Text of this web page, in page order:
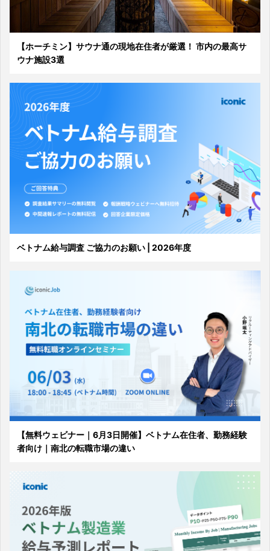
【ホーチミン】サウナ通の現地在住者が厳選！ 市内の最高サ
ウナ施設3選
ベトナム給与調査 ご協力のお願い | 2026年度
【無料ウェビナー｜6月3日開催】ベトナム在住者、勤務経験
者向け｜南北の転職市場の違い